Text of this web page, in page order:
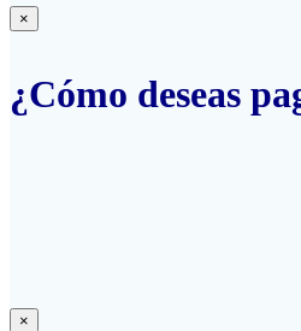
×
¿Cómo deseas
×